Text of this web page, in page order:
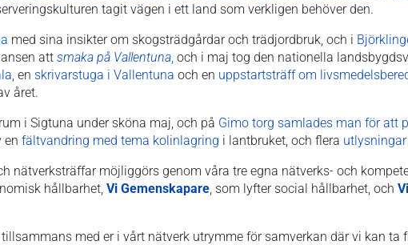
tagit vägen i ett land som verkligen behöver den.
med sina insikter om skogsträdgårdar och trädjordbruk, och i
att smaka på Vallentuna, och i maj tog den nationella
, en skrivarstuga i Vallentuna och en uppstartsträff om
året.
i Sigtuna under sköna maj, och på Gimo torg samlades man för att
en fältvandring med tema kolinlagring i lantbruket, och flera
nätverksträffar möjliggörs genom våra tre egna nätverks- och
hållbarhet, Vi Gemenskapare, som lyfter social hållbarhet, och
med er i vårt nätverk utrymme för samverkan där vi kan ta